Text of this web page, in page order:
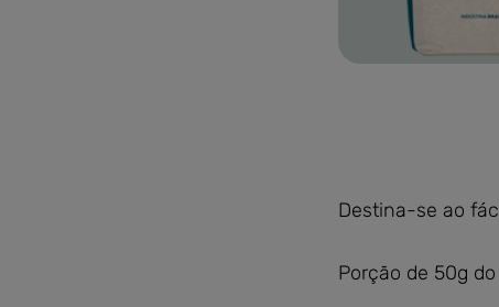
Destina-se ao
Porção de 50g